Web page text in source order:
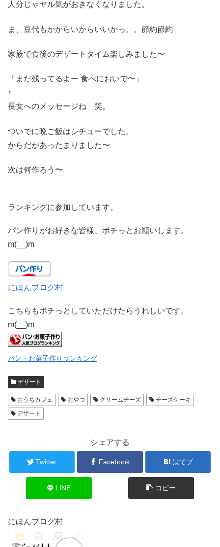
人分じゃヤル気がおきなくなりました。
ま、豆代もかからいからいいかっ。。節約節約
家族で食後のデザートタイム楽しみました〜
「まだ残ってるよー 食べにおいで〜」
↑
長女へのメッセージね 笑。
ついでに晩ご飯はシチューでした。
からだがあったまりました〜
次は何作ろう〜
ランキングに参加しています。
パン作りがお好きな皆様、ポチっとお願いします。
m(__)m
にほんブログ村
こちらもポチっとしていただけたらうれしいです。
m(__)m
パン・お菓子作りランキング
デザート
おうちカフェ おやつ クリームチーズ
チーズケーキ
デザート
シェアする
Twitter Facebook はてブ
LINE コピー
にほんブログ村